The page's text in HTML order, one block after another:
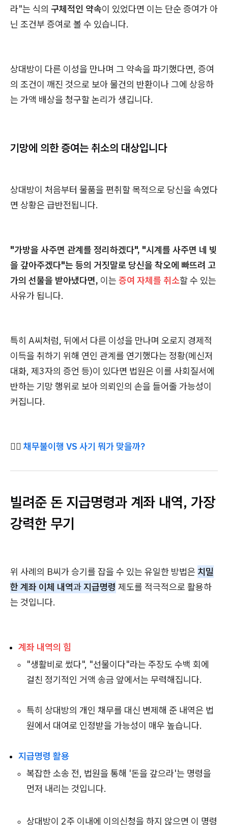
라"는 식의 구체적인 약속이 있었다면 이는 단순 증여가 아
닌 조건부 증여로 볼 수 있습니다.
상대방이 다른 이성을 만나며 그 약속을 파기했다면, 증여
의 조건이 깨진 것으로 보아 물건의 반환이나 그에 상응하
는 가액 배상을 청구할 논리가 생깁니다.
기망에 의한 증여는 취소의 대상입니다
상대방이 처음부터 물품을 편취할 목적으로 당신을 속였다
면 상황은 급반전됩니다.
"가방을 사주면 관계를 정리하겠다", "시계를 사주면 네 빚
을 갚아주겠다"는 등의 거짓말로 당신을 착오에 빠뜨려 고
가의 선물을 받아냈다면, 이는 증여 자체를 취소할 수 있는
사유가 됩니다.
특히 A씨처럼, 뒤에서 다른 이성을 만나며 오로지 경제적
이득을 취하기 위해 연인 관계를 연기했다는 정황(메신저
대화, 제3자의 증언 등)이 있다면 법원은 이를 사회질서에
반하는 기망 행위로 보아 의뢰인의 손을 들어줄 가능성이
커집니다.
🤷‍♂ 채무불이행 VS 사기 뭐가 맞을까?
빌려준 돈 지급명령과 계좌 내역, 가장
강력한 무기
위 사례의 B씨가 승기를 잡을 수 있는 유일한 방법은 치밀
한 계좌 이체 내역과지급명령 제도를 적극적으로 활용하
는 것입니다.
계좌 내역의 힘
"생활비로 썼다", "선물이다"라는 주장도 수백 회에
걸친 정기적인 거액 송금 앞에서는 무력해집니다.
특히 상대방의 개인 채무를 대신 변제해 준 내역은 법
원에서 대여로 인정받을 가능성이 매우 높습니다.
지급명령 활용
복잡한 소송 전, 법원을 통해 '돈을 갚으라'는 명령을
먼저 내리는 것입니다.
상대방이 2주 이내에 이의신청을 하지 않으면 이 명령